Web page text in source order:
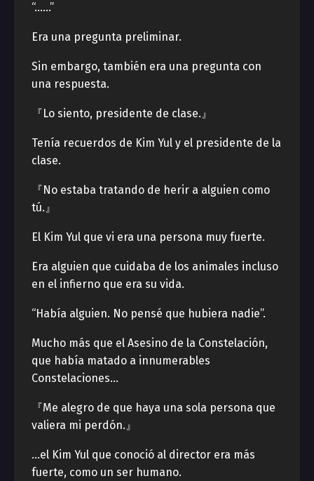
“……”
Era una pregunta preliminar.
Sin embargo, también era una pregunta con
una respuesta.
『Lo siento, presidente de clase.』
Tenía recuerdos de Kim Yul y el presidente de la
clase.
『No estaba tratando de herir a alguien como
tú.』
El Kim Yul que vi era una persona muy fuerte.
Era alguien que cuidaba de los animales incluso
en el infierno que era su vida.
“Había alguien. No pensé que hubiera nadie”.
Mucho más que el Asesino de la Constelación,
que había matado a innumerables
Constelaciones…
『Me alegro de que haya una sola persona que
valiera mi perdón.』
…el Kim Yul que conoció al director era más
fuerte, como un ser humano.